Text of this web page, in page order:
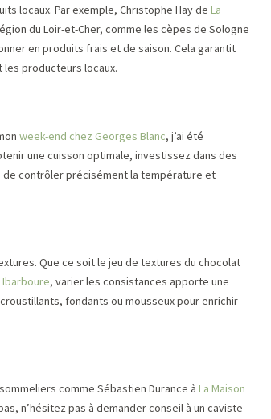
locaux. Par exemple, Christophe Hay de La
du Loir-et-Cher, comme les cèpes de Sologne
en produits frais et de saison. Cela garantit
producteurs locaux.
week-end chez Georges Blanc, j’ai été
une cuisson optimale, investissez dans des
contrôler précisément la température et
Que ce soit le jeu de textures du chocolat
, varier les consistances apporte une
fondants ou mousseux pour enrichir
comme Sébastien Durance à La Maison
n’hésitez pas à demander conseil à un caviste